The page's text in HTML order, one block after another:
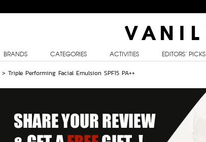
BRANDS CATEGORIES ACTIVITIES EDITORS’ PICKS
> Triple Performing Facial Emulsion SPF15 PA++